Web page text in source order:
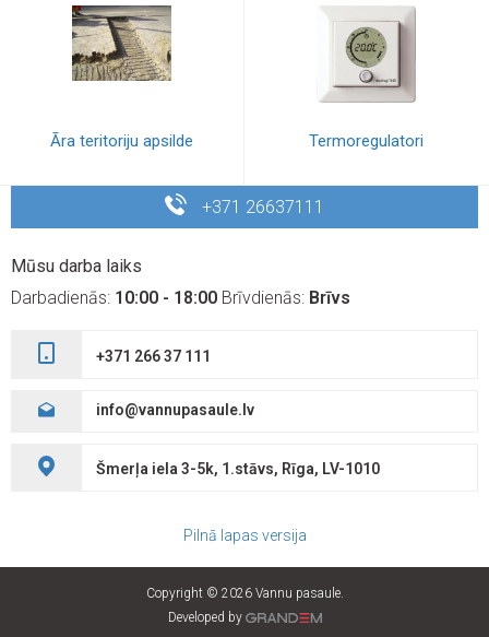
Āra teritoriju apsilde Termoregulatori
+371 26637111
Mūsu darba laiks
Darbadienās: 10:00 - 18:00 Brīvdienās: Brīvs
+371 266 37 111
info@vannupasaule.lv
Šmerļa iela 3-5k, 1.stāvs, Rīga, LV-1010
Pilnā lapas versija
Copyright © 2026 Vannu pasaule.
Developed by